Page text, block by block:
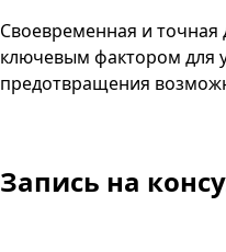
Своевременная и точная
ключевым фактором для
предотвращения
Запись на